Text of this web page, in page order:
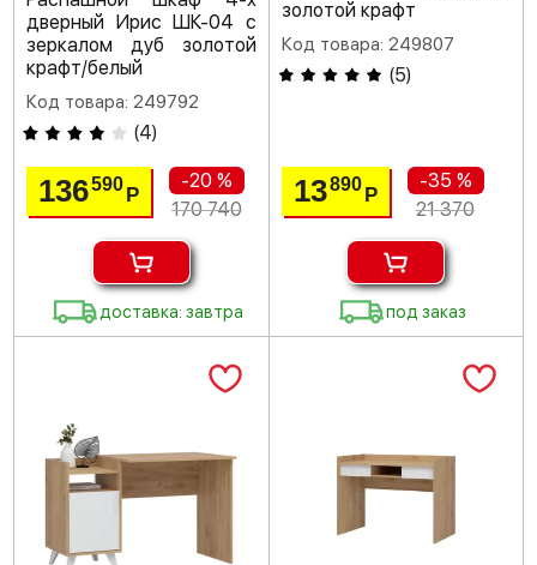
дверный Ирис ШК-04 с
зеркалом дуб золотой
крафт/белый
Код товара: 249792
(4)
136590Р
-20 %
170 740
доставка: завтра
золотой крафт
Код товара: 249807
(5)
13890 Р
-35 %
21 370
под заказ